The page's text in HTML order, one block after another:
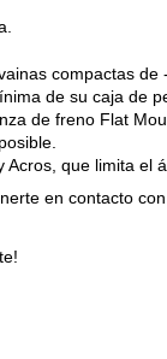
compactas de
de su caja de
de freno Flat
Acros, que limita el
en contacto